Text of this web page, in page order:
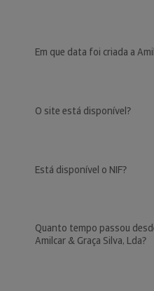
Em que data foi criada a
O site está disponível?
Está disponível o NIF?
Quanto tempo passou
Amilcar & Graça Silva, Lda?